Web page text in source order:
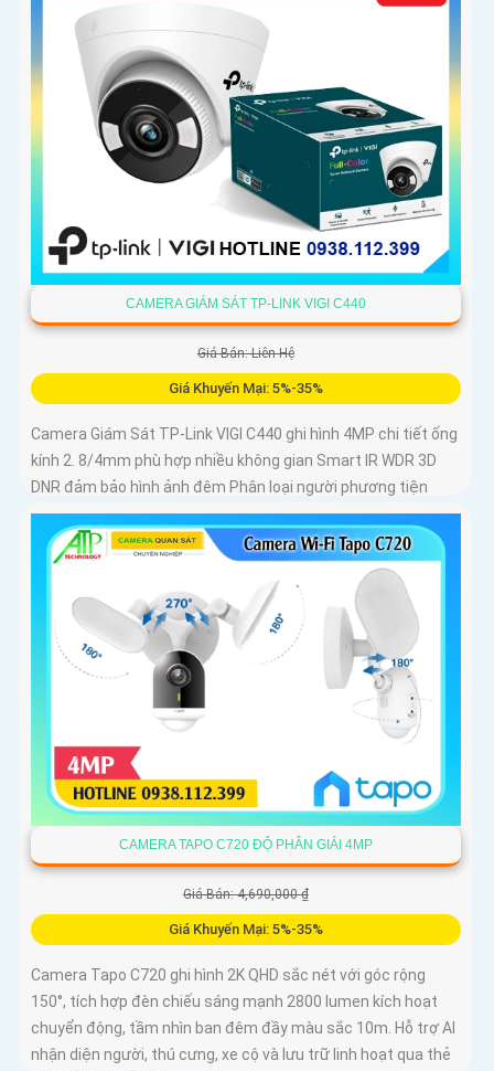
CAMERA GIÁM SÁT TP-LINK VIGI C440
Giá Bán: Liên Hệ
Giá Khuyến Mại: 5%-35%
Camera Giám Sát TP-Link VIGI C440 ghi hình 4MP chi tiết ống
kính 2. 8/4mm phù hợp nhiều không gian Smart IR WDR 3D
DNR đảm bảo hình ảnh đêm Phân loại người phương tiện
phát hiện xâm nhập chính xác Chuẩn nén H
CAMERA TAPO C720 ĐỘ PHÂN GIẢI 4MP
Giá Bán: 4,690,000 ₫
Giá Khuyến Mại: 5%-35%
Camera Tapo C720 ghi hình 2K QHD sắc nét với góc rộng
150°, tích hợp đèn chiếu sáng mạnh 2800 lumen kích hoạt
chuyển động, tầm nhìn ban đêm đầy màu sắc 10m. Hỗ trợ AI
nhận diện người, thú cưng, xe cộ và lưu trữ linh hoạt qua thẻ